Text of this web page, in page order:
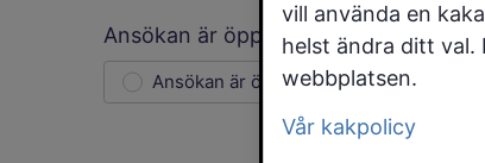
Ansökan är öppen eller stängd
Ansökan är öppen Ansökan är
vill använda en
helst ändra ditt val.
webbplatsen.
Vår kakpolicy